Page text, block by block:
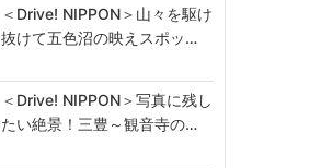
＜Drive! NIPPON＞山々を駆け
抜けて五色沼の映えスポッ…
＜Drive! NIPPON＞写真に残し
たい絶景！三豊～観音寺の…